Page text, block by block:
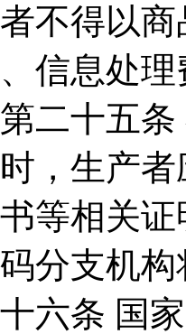
得以商
信息处
十五条
，生产
等相关
分支机
条 国家